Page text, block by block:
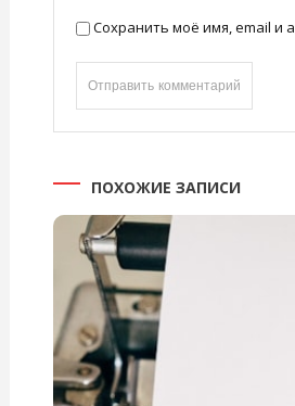
Сохранить моё имя, email и
ПОХОЖИЕ ЗАПИСИ